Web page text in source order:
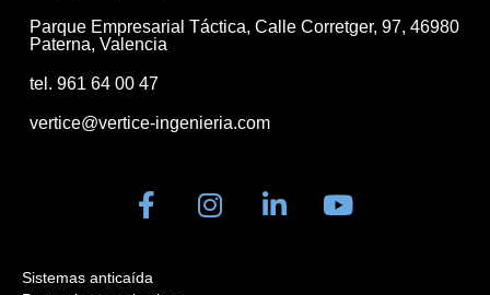
Parque Empresarial Táctica, Calle Corretger, 97, 46980
Paterna, Valencia
tel. 961 64 00 47
vertice@vertice-ingenieria.com
Sistemas anticaída